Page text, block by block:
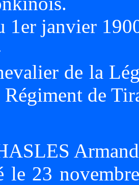
1er janvier
de la
Régiment de
le 23